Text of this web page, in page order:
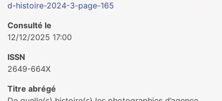
d-histoire-2024-3-page-165
Consulté le
12/12/2025 17:00
ISSN
2649-664X
Titre abrégé